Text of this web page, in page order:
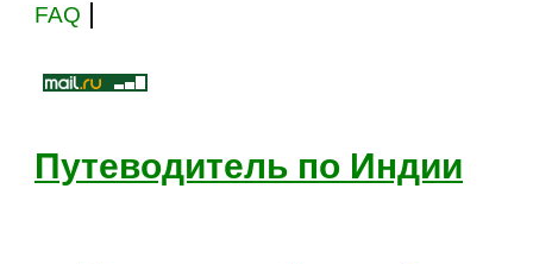
FAQ
Путеводитель по Индии